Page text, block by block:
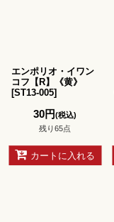
エンポリオ・イワン
コフ【R】《黄》
[ST13-005]
30円(税込)
残り65点
カートに入れる